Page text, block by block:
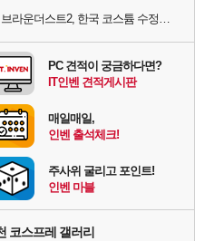
브라운더스트2, 한국 코스튬 수정… 이준희 PD "안 하면 서비스 지속 불가"
PC 견적이 궁금하다면?
IT인벤 견적게시판
매일매일,
인벤 출석체크!
주사위 굴리고 포인트!
인벤 마블
코스프레 갤러리